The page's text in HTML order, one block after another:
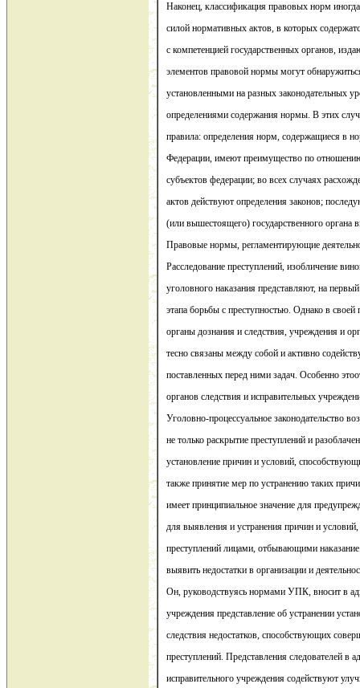
Наконец, классификация правовых норм
силой нормативных актов, в которых
с компетенцией государственных органов,
элементов правовой нормы могут
установленными на разных законодательных
определениями содержания нормы. В этих
правила: определения норм, содержащиеся в
Федерации, имеют преимущество по
субъектов федерации; во всех случаях
актов действуют определения законов;
(или вышестоящего) государственного органа
Правовые нормы, регламентирующие
Расследование преступлений, изобличение
уголовного наказания представляют, на
этапа борьбы с преступностью. Однако в своей
органы дознания и следствия, учреждения и
тесно связаны между собой и активно
поставленных перед ними задач. Особенно
органов следствия и исправительных
Уголовно-процессуальное законодательство
не только раскрытие преступлений и
установление причин и условий,
также принятие мер по устранению таких
имеет принципиальное значение для
для выявления и устранения причин и
преступлений лицами, отбывающими
выявить недостатки в организации и
Он, руководствуясь нормами УПК, вносит в
учреждения представление об устранении
следствия недостатков, способствующих
преступлений. Представления следователей в
исправительного учреждения содействуют